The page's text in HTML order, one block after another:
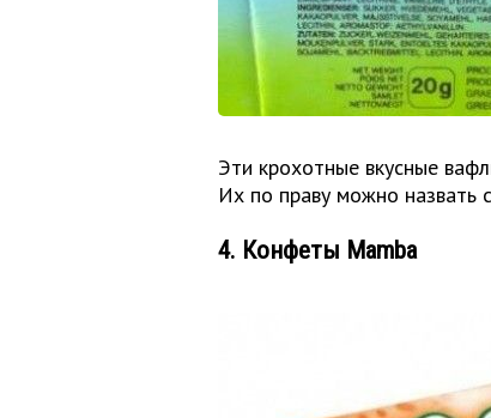
Эти крохотные вкусные
Их по праву можно назвать
4. Конфеты Mamba